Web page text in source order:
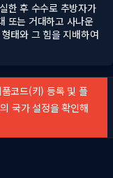
한 후 수수로 추방자가
또는 거대하고 사나운
태와 그 힘을 지배하여
코드(키) 등록 및 플
국가 설정을 확인해